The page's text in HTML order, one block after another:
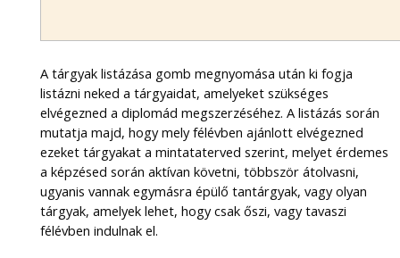
A tárgyak listázása gomb megnyomása után ki fogja
listázni neked a tárgyaidat, amelyeket szükséges
elvégezned a diplomád megszerzéséhez. A listázás során
mutatja majd, hogy mely félévben ajánlott elvégezned
ezeket tárgyakat a mintataterved szerint, melyet érdemes
a képzésed során aktívan követni, többször átolvasni,
ugyanis vannak egymásra épülő tantárgyak, vagy olyan
tárgyak, amelyek lehet, hogy csak őszi, vagy tavaszi
félévben indulnak el.